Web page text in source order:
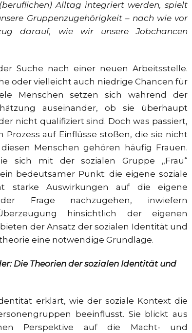
Alltag integriert werden, spielt
Gruppenzugehörigkeit – nach wie vor
darauf, wie wir unsere Jobchancen
Suche nach einer neuen Arbeitsstelle.
oder vielleicht auch niedrige Chancen für
Menschen setzen sich während der
auseinander, ob sie überhaupt
nicht qualifiziert sind. Doch was passiert,
auf Einflüsse stoßen, die sie nicht
Menschen gehören häufig Frauen.
sich mit der sozialen Gruppe „Frau“
bedeutsamer Punkt: die eigene soziale
starke Auswirkungen auf die eigene
Frage nachzugehen, inwiefern
hinsichtlich der eigenen
der Ansatz der sozialen Identität und
eine notwendige Grundlage.
Die Theorien der sozialen Identität und
erklärt, wie der soziale Kontext die
beeinflusst. Sie blickt aus
Perspektive auf die Macht- und